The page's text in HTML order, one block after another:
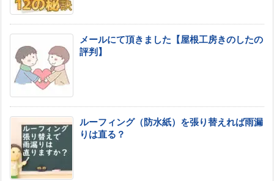
メールにて頂きました【屋根工房きのしたの
評判】
ルーフィング（防水紙）を張り替えれば雨漏
りは直る？